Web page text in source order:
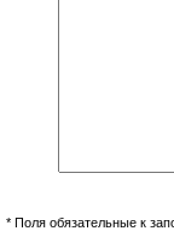
* Поля обязательные к